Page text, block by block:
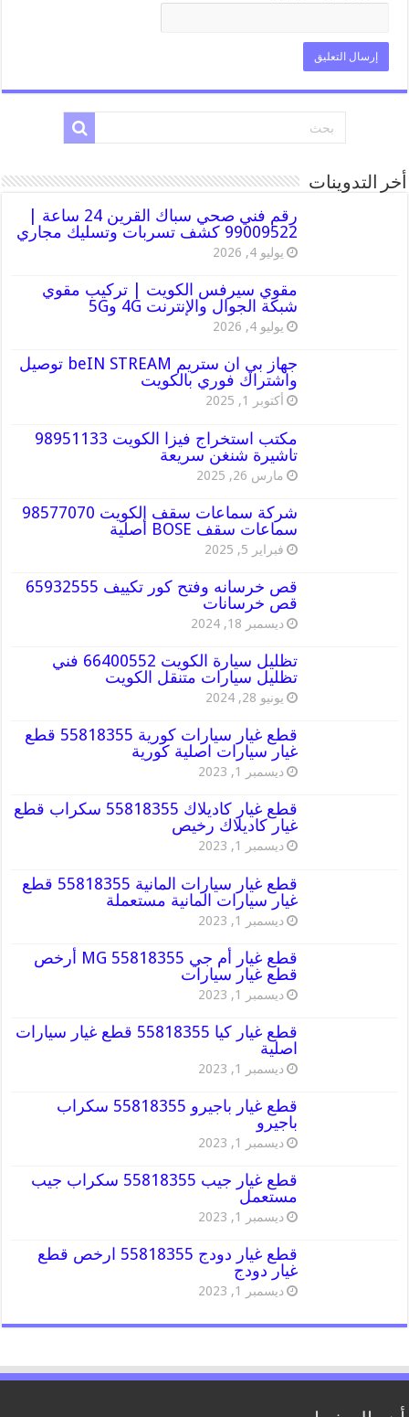
أخر التدوينات
رقم فني صحي سباك القرين 24 ساعة |
99009522 كشف تسربات وتسليك مجاري
يوليو 4, 2026
مقوي سيرفس الكويت | تركيب مقوي
شبكة الجوال والإنترنت 4G و5G
يوليو 4, 2026
جهاز بي ان ستريم beIN STREAM توصيل
واشتراك فوري بالكويت
أكتوبر 1, 2025
مكتب استخراج فيزا الكويت 98951133
تاشيرة شنغن سريعة
مارس 26, 2025
شركة سماعات سقف الكويت 98577070
سماعات سقف BOSE أصلية
فبراير 5, 2025
قص خرسانه وفتح كور تكييف 65932555
قص خرسانات
ديسمبر 18, 2024
تظليل سيارة الكويت 66400552 فني
تظليل سيارات متنقل الكويت
يونيو 28, 2024
قطع غيار سيارات كورية 55818355 قطع
غيار سيارات اصلية كورية
ديسمبر 1, 2023
قطع غيار كاديلاك 55818355 سكراب قطع
غيار كاديلاك رخيص
ديسمبر 1, 2023
قطع غيار سيارات المانية 55818355 قطع
غيار سيارات المانية مستعملة
ديسمبر 1, 2023
قطع غيار أم جي MG 55818355 أرخص
قطع غيار سيارات
ديسمبر 1, 2023
قطع غيار كيا 55818355 قطع غيار سيارات
اصلية
ديسمبر 1, 2023
قطع غيار باجيرو 55818355 سكراب
باجيرو
ديسمبر 1, 2023
قطع غيار جيب 55818355 سكراب جيب
مستعمل
ديسمبر 1, 2023
قطع غيار دودج 55818355 ارخص قطع
غيار دودج
ديسمبر 1, 2023